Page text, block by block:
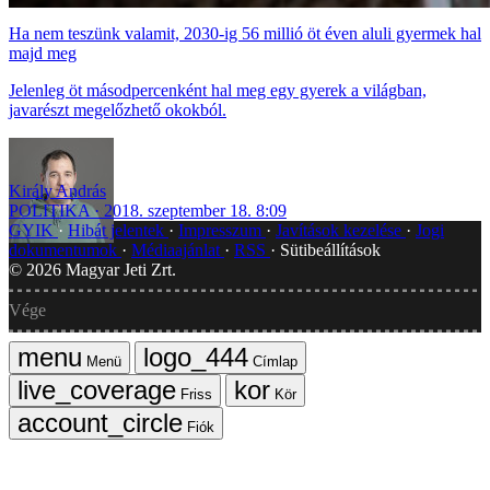
Ha nem teszünk valamit, 2030-ig 56 millió öt éven aluli gyermek hal
majd meg
Jelenleg öt másodpercenként hal meg egy gyerek a világban,
javarészt megelőzhető okokból.
Király András
POLITIKA
2018. szeptember 18. 8:09
GYIK Hibát jelentek Impresszum Javítások kezelése
Jogi
dokumentumok
Médiaajánlat RSS
Sütibeállítások
© 2026 Magyar Jeti Zrt.
Vége
Menü
Címlap
Friss
Kör
Fiók